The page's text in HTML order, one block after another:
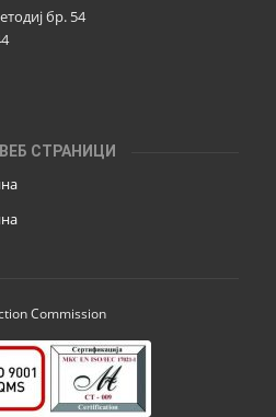
бр. 54
СТРАНИЦИ
Commission